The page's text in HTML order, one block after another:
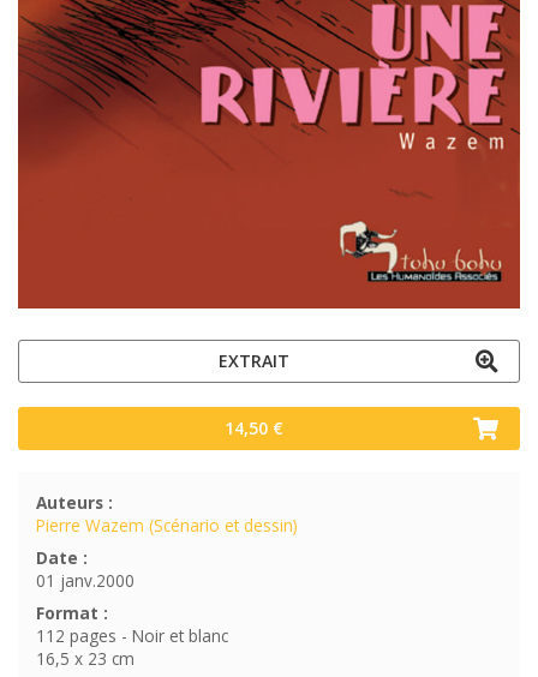
EXTRAIT
14,50 €
Auteurs :
Pierre Wazem (Scénario et dessin)
Date :
01 janv.2000
Format :
112 pages - Noir et blanc
16,5 x 23 cm